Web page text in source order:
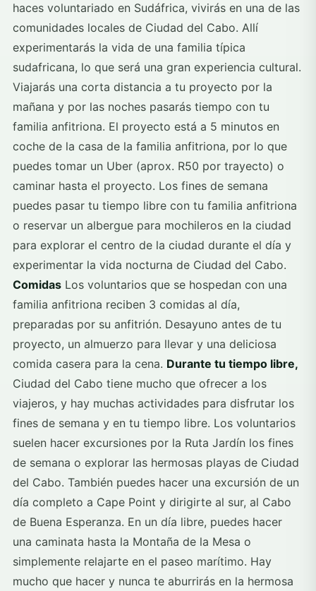
haces voluntariado en Sudáfrica, vivirás en una de las
comunidades locales de Ciudad del Cabo. Allí
experimentarás la vida de una familia típica
sudafricana, lo que será una gran experiencia cultural.
Viajarás una corta distancia a tu proyecto por la
mañana y por las noches pasarás tiempo con tu
familia anfitriona. El proyecto está a 5 minutos en
coche de la casa de la familia anfitriona, por lo que
puedes tomar un Uber (aprox. R50 por trayecto) o
caminar hasta el proyecto. Los fines de semana
puedes pasar tu tiempo libre con tu familia anfitriona
o reservar un albergue para mochileros en la ciudad
para explorar el centro de la ciudad durante el día y
experimentar la vida nocturna de Ciudad del Cabo.
Comidas Los voluntarios que se hospedan con una
familia anfitriona reciben 3 comidas al día,
preparadas por su anfitrión. Desayuno antes de tu
proyecto, un almuerzo para llevar y una deliciosa
comida casera para la cena. Durante tu tiempo libre,
Ciudad del Cabo tiene mucho que ofrecer a los
viajeros, y hay muchas actividades para disfrutar los
fines de semana y en tu tiempo libre. Los voluntarios
suelen hacer excursiones por la Ruta Jardín los fines
de semana o explorar las hermosas playas de Ciudad
del Cabo. También puedes hacer una excursión de un
día completo a Cape Point y dirigirte al sur, al Cabo
de Buena Esperanza. En un día libre, puedes hacer
una caminata hasta la Montaña de la Mesa o
simplemente relajarte en el paseo marítimo. Hay
mucho que hacer y nunca te aburrirás en la hermosa